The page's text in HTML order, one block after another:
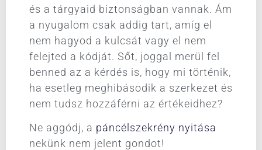
és a tárgyaid biztonságban vannak. Ám
a nyugalom csak addig tart, amíg el
nem hagyod a kulcsát vagy el nem
felejted a kódját. Sőt, joggal merül fel
benned az a kérdés is, hogy mi történik,
ha esetleg meghibásodik a szerkezet és
nem tudsz hozzáférni az értékeidhez?
Ne aggódj, a páncélszekrény nyitása
nekünk nem jelent gondot!